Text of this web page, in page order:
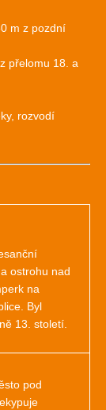
m z pozdní
přelomu 18. a
rozvodí
ostrohu nad
na
Byl
13. století.
pod